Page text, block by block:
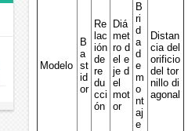
Modelo
B
a
st
id
or
Re
lac
ión
de
re
du
cci
ón
Diá
met
ro d
el e
je d
el
mot
or
B
ri
d
a
d
e
m
o
nt
aj
e
Distan
cia del
orificio
del tor
nillo di
agonal